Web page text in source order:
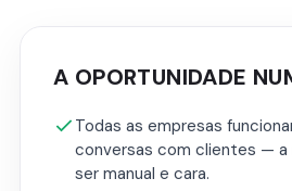
A OPORTUNIDADE
Todas as empresas
conversas com clientes — a
ser manual e cara.